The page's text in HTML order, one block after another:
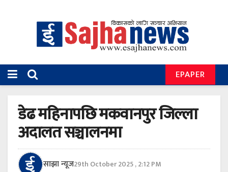
EPAPER
डेढ महिनापछि मकवानपुर जिल्ला
अदालत सञ्चालनमा
साझा न्यूज29th October 2025 , 2:12 PM